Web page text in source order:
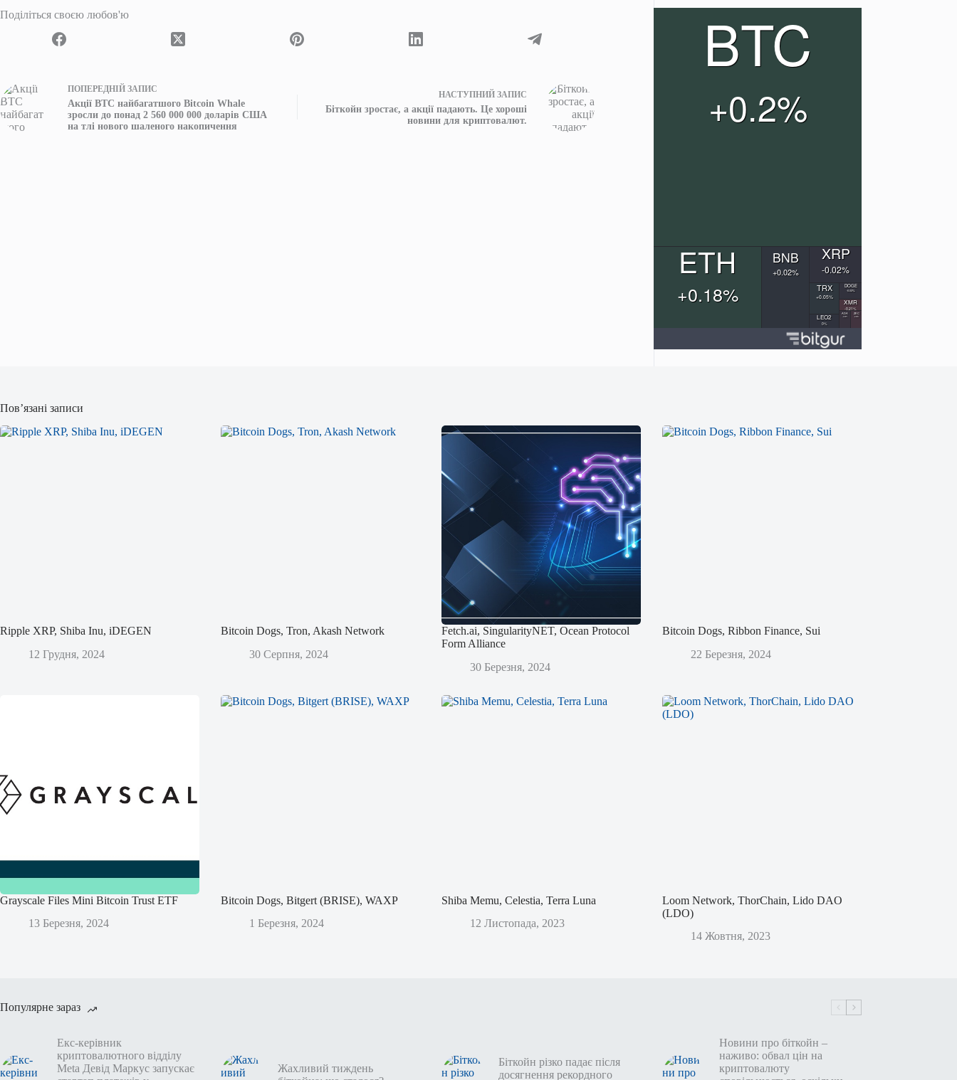
Поділіться своєю любов'ю
ПОПЕРЕДНІЙ ЗАПИС
Акції BTC найбагатшого Bitcoin Whale
зросли до понад 2 560 000 000 доларів США
на тлі нового шаленого накопичення
НАСТУПНИЙ ЗАПИС
Біткойн зростає, а акції падають. Це хороші
новини для криптовалют.
Пов’язані записи
Ripple XRP, Shiba Inu, iDEGEN
12 Грудня, 2024
Bitcoin Dogs, Tron, Akash Network
30 Серпня, 2024
Fetch.ai, SingularityNET, Ocean Protocol
Form Alliance
30 Березня, 2024
Bitcoin Dogs, Ribbon Finance, Sui
22 Березня, 2024
Grayscale Files Mini Bitcoin Trust ETF
13 Березня, 2024
Bitcoin Dogs, Bitgert (BRISE), WAXP
1 Березня, 2024
Shiba Memu, Celestia, Terra Luna
12 Листопада, 2023
Loom Network, ThorChain, Lido DAO
(LDO)
14 Жовтня, 2023
Популярне зараз
Екс-керівник
криптовалютного відділу
Meta Девід Маркус запускає
Жахливий тиждень
Біткойн різко падає після
досягнення рекордного
Новини про біткойн –
наживо: обвал цін на
криптовалюту